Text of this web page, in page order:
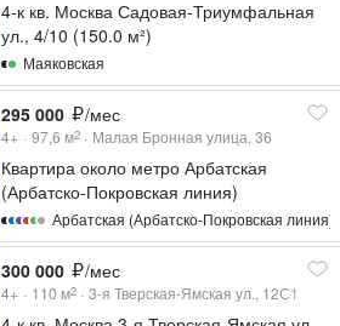
4-к кв. Москва Садовая-Триумфальная
ул., 4/10 (150.0 м²)
Маяковская
295 000 /мес
4+ 97,6 м2 Малая Бронная улица, 36
Квартира около метро Арбатская
(Арбатско-Покровская линия)
Арбатская (Арбатско-Покровская линия)
300 000 /мес
4+ 110 м2 3-я Тверская-Ямская ул., 12С1